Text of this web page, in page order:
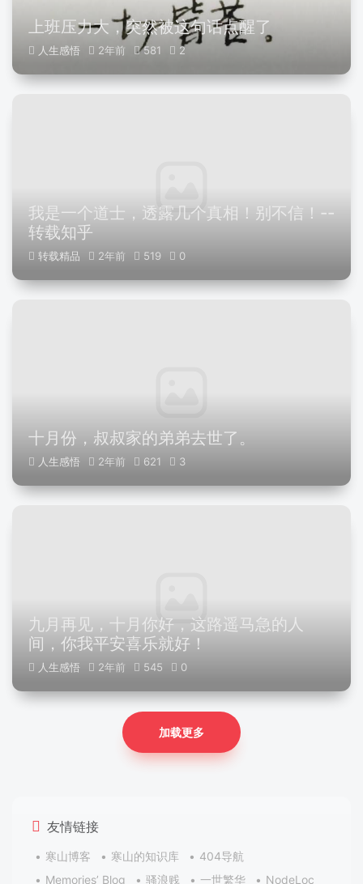
上班压力大，突然被这句话点醒了
人生感悟 2年前 581 2
我是一个道士，透露几个真相！别不信！--
转载知乎
转载精品 2年前 519 0
十月份，叔叔家的弟弟去世了。
人生感悟 2年前 621 3
九月再见，十月你好，这路遥马急的人
间，你我平安喜乐就好！
人生感悟 2年前 545 0
加载更多
友情链接
寒山博客 寒山的知识库
404导航
Memories’ Blog
骚浪贱 一世繁华 NodeLoc